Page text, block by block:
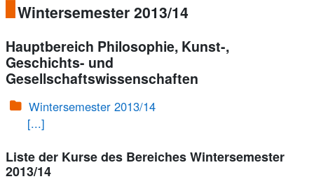
Wintersemester 2013/14
Hauptbereich Philosophie, Kunst-,
Geschichts- und
Gesellschaftswissenschaften
Wintersemester 2013/14
[...]
Liste der Kurse des Bereiches Wintersemester
2013/14